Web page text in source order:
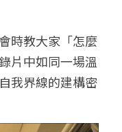
時教大家「怎麼
片中如同一場溫
我界線的建構密